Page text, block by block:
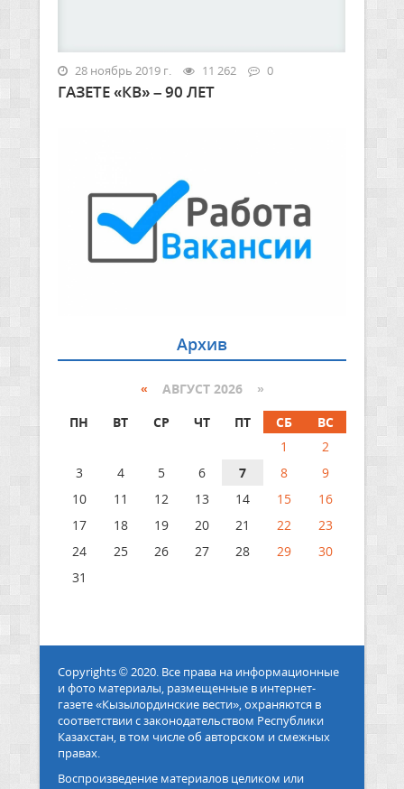
28 ноябрь 2019 г. 11 262 0
ГАЗЕТЕ «КВ» – 90 ЛЕТ
Архив
« АВГУСТ 2026 »
ПН
ВТ СР ЧТ ПТ СБ
ВС
1
2
3
4 5 6 7 8
9
10
11 12 13 14 15
16
17
18 19 20 21 22
23
24
25 26 27 28 29
30
31
Copyrights © 2020. Все права на информационные
и фото материалы, размещенные в интернет-
газете «Кызылординские вести», охраняются в
соответствии с законодательством Республики
Казахстан, в том числе об авторском и смежных
правах.
Воспроизведение материалов целиком или